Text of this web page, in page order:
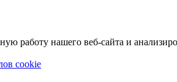
работу нашего веб-сайта и
cookie